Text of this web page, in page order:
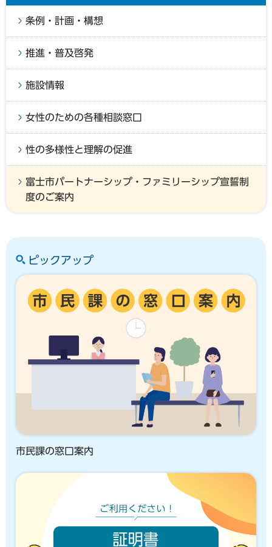
条例・計画・構想
推進・普及啓発
施設情報
女性のための各種相談窓口
性の多様性と理解の促進
富士市パートナーシップ・ファミリーシップ宣誓制
度のご案内
ピックアップ
市民課の窓口案内